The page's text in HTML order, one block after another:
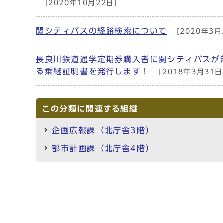
[2020年10月22日]
関シティバスの経路検索について [2020年3月
長良川鉄道通学定期券購入者に関シティバスが
る乗継証明書を発行します！
[2018年3月31日]
この分類に関連する組織
企画広報課（北庁舎3階）
都市計画課（北庁舎4階）